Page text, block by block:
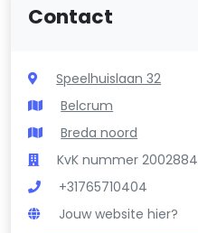
Contact
Speelhuislaan 32
Belcrum
Breda noord
KvK nummer
+31765710404
Jouw website hier?